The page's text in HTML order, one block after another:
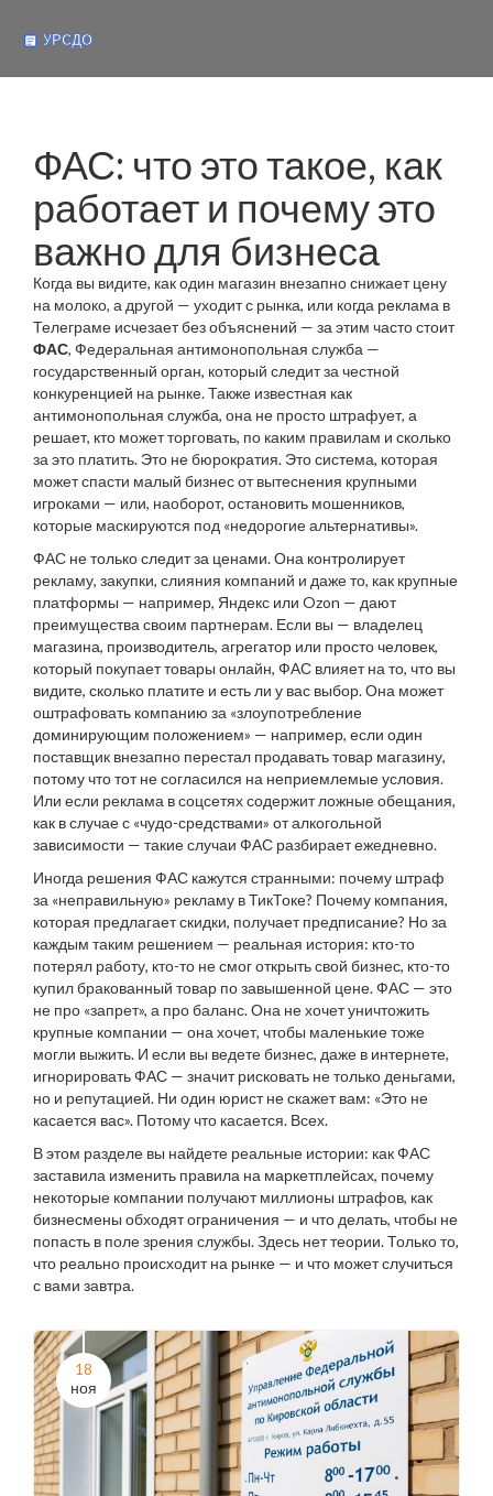
ФАС: что это такое, как
работает и почему это
важно для бизнеса
Когда вы видите, как один магазин внезапно снижает цену
на молоко, а другой — уходит с рынка, или когда реклама в
Телеграме исчезает без объяснений — за этим часто стоит
ФАС, Федеральная антимонопольная служба —
государственный орган, который следит за честной
конкуренцией на рынке. Также известная как
антимонопольная служба, она не просто штрафует, а
решает, кто может торговать, по каким правилам и сколько
за это платить. Это не бюрократия. Это система, которая
может спасти малый бизнес от вытеснения крупными
игроками — или, наоборот, остановить мошенников,
которые маскируются под «недорогие альтернативы».
ФАС не только следит за ценами. Она контролирует
рекламу, закупки, слияния компаний и даже то, как крупные
платформы — например, Яндекс или Ozon — дают
преимущества своим партнерам. Если вы — владелец
магазина, производитель, агрегатор или просто человек,
который покупает товары онлайн, ФАС влияет на то, что вы
видите, сколько платите и есть ли у вас выбор. Она может
оштрафовать компанию за «злоупотребление
доминирующим положением» — например, если один
поставщик внезапно перестал продавать товар магазину,
потому что тот не согласился на неприемлемые условия.
Или если реклама в соцсетях содержит ложные обещания,
как в случае с «чудо-средствами» от алкогольной
зависимости — такие случаи ФАС разбирает ежедневно.
Иногда решения ФАС кажутся странными: почему штраф
за «неправильную» рекламу в ТикТоке? Почему компания,
которая предлагает скидки, получает предписание? Но за
каждым таким решением — реальная история: кто-то
потерял работу, кто-то не смог открыть свой бизнес, кто-то
купил бракованный товар по завышенной цене. ФАС — это
не про «запрет», а про баланс. Она не хочет уничтожить
крупные компании — она хочет, чтобы маленькие тоже
могли выжить. И если вы ведете бизнес, даже в интернете,
игнорировать ФАС — значит рисковать не только деньгами,
но и репутацией. Ни один юрист не скажет вам: «Это не
касается вас». Потому что касается. Всех.
В этом разделе вы найдете реальные истории: как ФАС
заставила изменить правила на маркетплейсах, почему
некоторые компании получают миллионы штрафов, как
бизнесмены обходят ограничения — и что делать, чтобы не
попасть в поле зрения службы. Здесь нет теории. Только то,
что реально происходит на рынке — и что может случиться
с вами завтра.
18
ноя